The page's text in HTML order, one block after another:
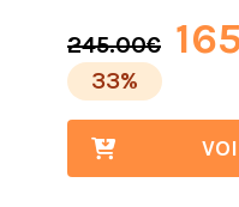
245.00€
33%